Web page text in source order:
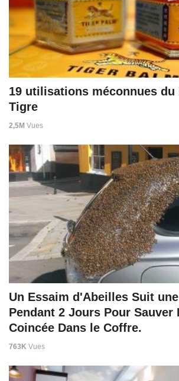
19 utilisations méconnues du
Tigre
2,5M Vues
Un Essaim d'Abeilles Suit
Pendant 2 Jours Pour Sauver
Coincée Dans le Coffre.
763K Vues